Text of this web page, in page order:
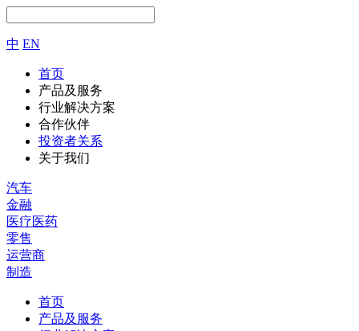
中 EN
首页
产品及服务
行业解决方案
合作伙伴
投资者关系
关于我们
汽车
金融
医疗医药
零售
运营商
制造
首页
产品及服务